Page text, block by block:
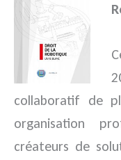
collaboratif de
organisation
créateurs de